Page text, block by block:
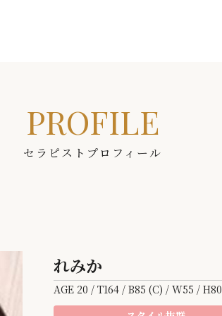
セラピストプロフィール
PROFILE
れみか
AGE 20 / T164 / B85 (C) / W55 / H80